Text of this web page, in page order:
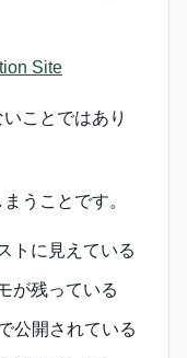
Site
ことではあり
うことです。
トに見えている
が残っている
公開されている